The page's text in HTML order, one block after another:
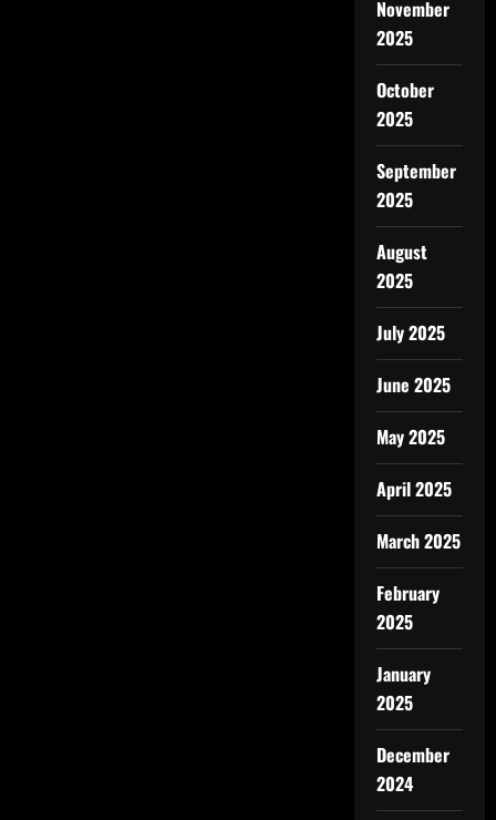
November
2025
October
2025
September
2025
August
2025
July 2025
June 2025
May 2025
April 2025
March 2025
February
2025
January
2025
December
2024